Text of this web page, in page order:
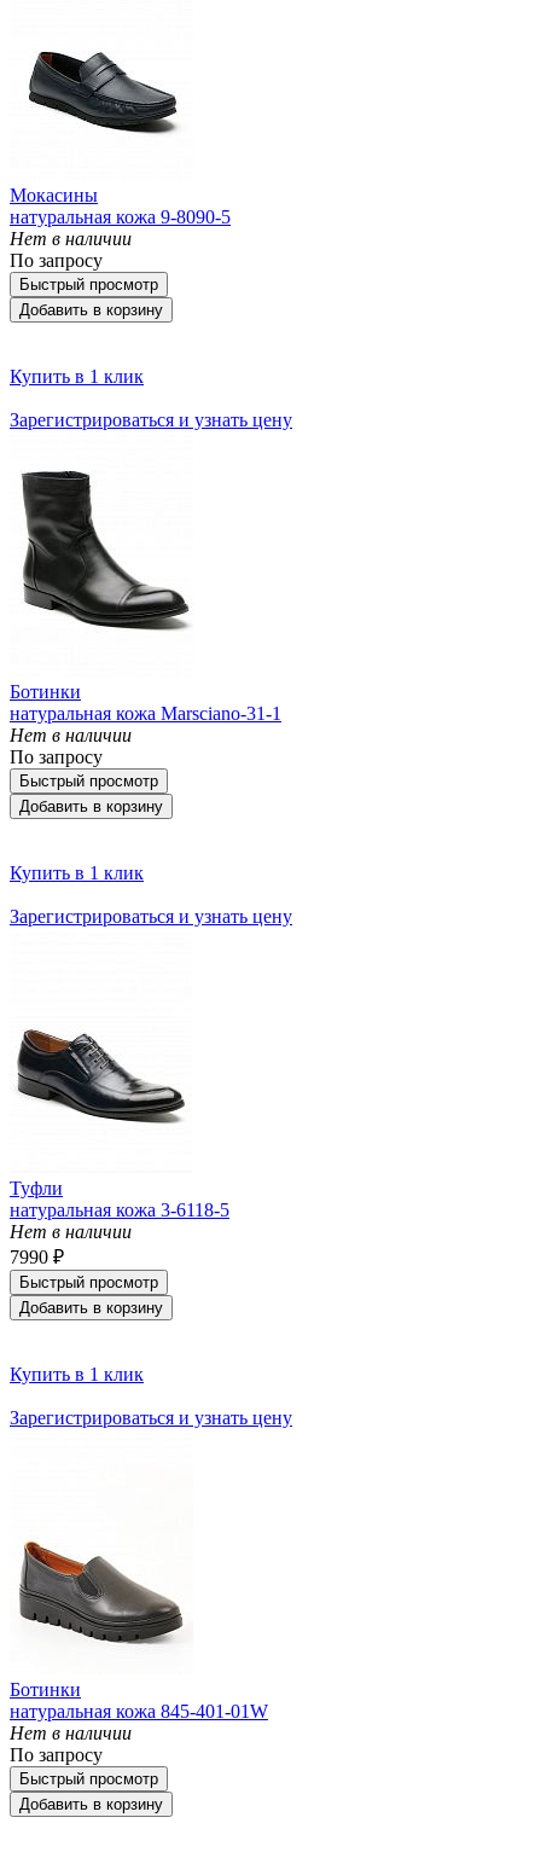
Мокасины
натуральная кожа 9-8090-5
Нет в наличии
По запросу
Быстрый просмотр
Добавить в корзину
Купить в 1 клик
Зарегистрироваться и узнать цену
Ботинки
натуральная кожа Marsciano-31-1
Нет в наличии
По запросу
Быстрый просмотр
Добавить в корзину
Купить в 1 клик
Зарегистрироваться и узнать цену
Туфли
натуральная кожа 3-6118-5
Нет в наличии
7990 ₽
Быстрый просмотр
Добавить в корзину
Купить в 1 клик
Зарегистрироваться и узнать цену
Ботинки
натуральная кожа 845-401-01W
Нет в наличии
По запросу
Быстрый просмотр
Добавить в корзину